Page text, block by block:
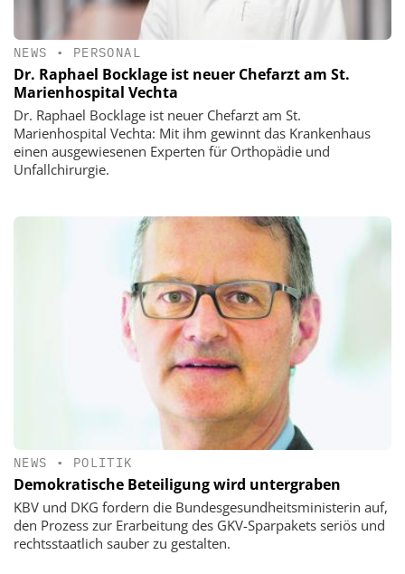
NEWS • PERSONAL
Dr. Raphael Bocklage ist neuer Chefarzt am St.
Marienhospital Vechta
Dr. Raphael Bocklage ist neuer Chefarzt am St.
Marienhospital Vechta: Mit ihm gewinnt das Krankenhaus
einen ausgewiesenen Experten für Orthopädie und
Unfallchirurgie.
NEWS • POLITIK
Demokratische Beteiligung wird untergraben
KBV und DKG fordern die Bundesgesundheitsministerin auf,
den Prozess zur Erarbeitung des GKV-Sparpakets seriös und
rechtsstaatlich sauber zu gestalten.